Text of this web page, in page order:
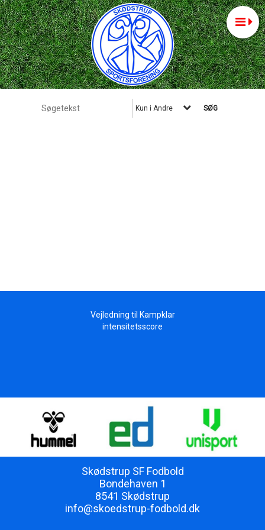
Kun i Andre
Vejledning til Kampklar
intensitetsscore
Skødstrup SF Fodbold
Bondehaven 1
8541 Skødstrup
info@skoedstrup-fodbold.dk